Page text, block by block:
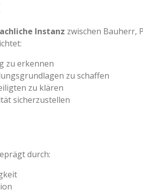
Instanz zwischen Bauherr,
zu erkennen
zu schaffen
zu klären
sicherzustellen
durch: